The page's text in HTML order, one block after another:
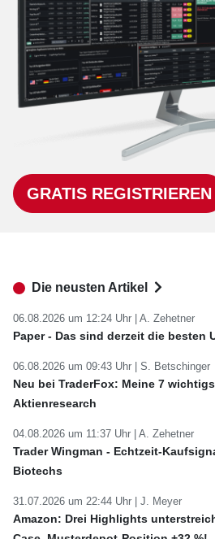
GRATIS REGISTRIEREN
Die neusten Artikel
06.08.2026 um 12:24 Uhr | A. Zehetner
Paper - Das sind derzeit die besten
06.08.2026 um 09:43 Uhr | S. Betschinger
Neu bei TraderFox: Meine 7
Aktienresearch
04.08.2026 um 11:37 Uhr | A. Zehetner
Trader Wingman - Echtzeit-
Biotechs
31.07.2026 um 22:44 Uhr | J. Meyer
Amazon: Drei Highlights